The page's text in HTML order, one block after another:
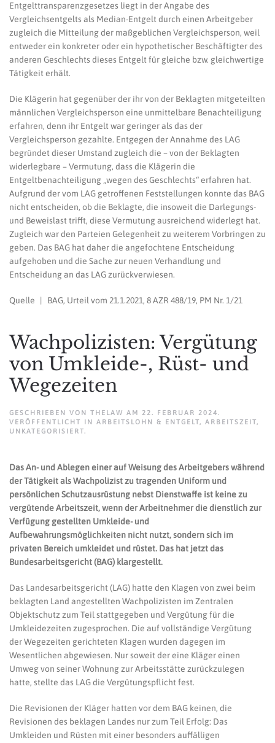
Entgelttransparenzgesetzes liegt in der Angabe des
Vergleichsentgelts als Median-Entgelt durch einen Arbeitgeber
zugleich die Mitteilung der maßgeblichen Vergleichsperson, weil
entweder ein konkreter oder ein hypothetischer Beschäftigter des
anderen Geschlechts dieses Entgelt für gleiche bzw. gleichwertige
Tätigkeit erhält.
Die Klägerin hat gegenüber der ihr von der Beklagten mitgeteilten
männlichen Vergleichsperson eine unmittelbare Benachteiligung
erfahren, denn ihr Entgelt war geringer als das der
Vergleichsperson gezahlte. Entgegen der Annahme des LAG
begründet dieser Umstand zugleich die – von der Beklagten
widerlegbare – Vermutung, dass die Klägerin die
Entgeltbenachteiligung „wegen des Geschlechts“ erfahren hat.
Aufgrund der vom LAG getroffenen Feststellungen konnte das BAG
nicht entscheiden, ob die Beklagte, die insoweit die Darlegungs-
und Beweislast trifft, diese Vermutung ausreichend widerlegt hat.
Zugleich war den Parteien Gelegenheit zu weiterem Vorbringen zu
geben. Das BAG hat daher die angefochtene Entscheidung
aufgehoben und die Sache zur neuen Verhandlung und
Entscheidung an das LAG zurückverwiesen.
Quelle | BAG, Urteil vom 21.1.2021, 8 AZR 488/19, PM Nr. 1/21
Wachpolizisten: Vergütung
von Umkleide-, Rüst- und
Wegezeiten
GESCHRIEBEN VON THELAW AM 22. FEBRUAR 2024 .
VERÖFFENTLICHT IN ARBEITSLOHN & ENTGELT, ARBEITSZEIT,
UNKATEGORISIERT.
Das An- und Ablegen einer auf Weisung des Arbeitgebers während
der Tätigkeit als Wachpolizist zu tragenden Uniform und
persönlichen Schutzausrüstung nebst Dienstwaffe ist keine zu
vergütende Arbeitszeit, wenn der Arbeitnehmer die dienstlich zur
Verfügung gestellten Umkleide- und
Aufbewahrungsmöglichkeiten nicht nutzt, sondern sich im
privaten Bereich umkleidet und rüstet. Das hat jetzt das
Bundesarbeitsgericht (BAG) klargestellt.
Das Landesarbeitsgericht (LAG) hatte den Klagen von zwei beim
beklagten Land angestellten Wachpolizisten im Zentralen
Objektschutz zum Teil stattgegeben und Vergütung für die
Umkleidezeiten zugesprochen. Die auf vollständige Vergütung
der Wegezeiten gerichteten Klagen wurden dagegen im
Wesentlichen abgewiesen. Nur soweit der eine Kläger einen
Umweg von seiner Wohnung zur Arbeitsstätte zurückzulegen
hatte, stellte das LAG die Vergütungspflicht fest.
Die Revisionen der Kläger hatten vor dem BAG keinen, die
Revisionen des beklagen Landes nur zum Teil Erfolg: Das
Umkleiden und Rüsten mit einer besonders auffälligen